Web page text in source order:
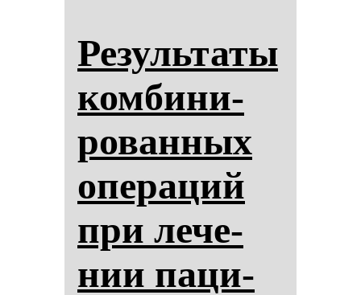
Ре­зуль­та­ты
ком­би­ни­
ро­ван­ных
опе­ра­ций
при ле­че­
нии па­ци­